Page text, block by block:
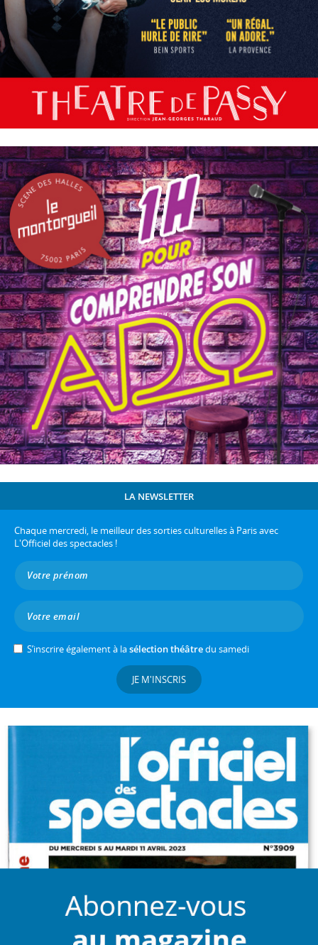
LA NEWSLETTER
Chaque mercredi, le meilleur des sorties culturelles à Paris avec
L'Officiel des spectacles !
S’inscrire également à lasélection théâtredu samedi
JE M'INSCRIS